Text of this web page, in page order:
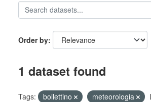
Order by
1 dataset found
Tags: bollettino meteorologia